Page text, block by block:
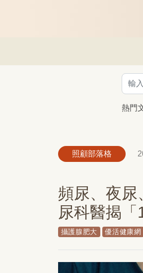
熱門
照顧部落格
頻尿、夜
尿科醫揭「
攝護腺肥大 優活健康網